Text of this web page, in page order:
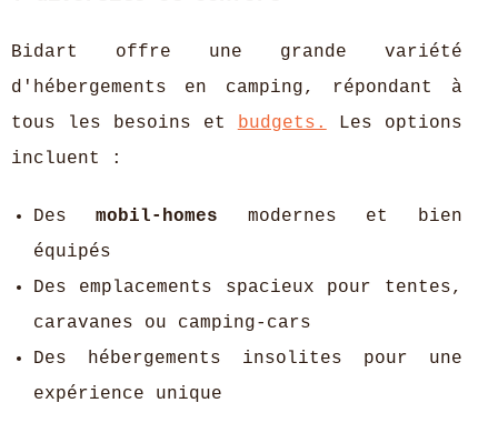
Bidart offre une grande variété
d'hébergements en camping, répondant à
tous les besoins et
budgets.
Les options
incluent :
Desmobil-homes modernes et bien
équipés
Des emplacements spacieux pour tentes,
caravanes ou camping-cars
Des hébergements insolites pour une
expérience unique